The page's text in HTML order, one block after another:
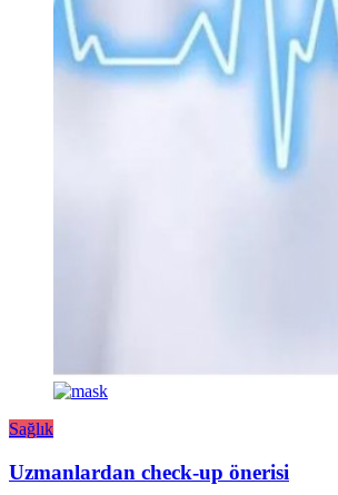
Sağlık
Uzmanlardan check-up önerisi